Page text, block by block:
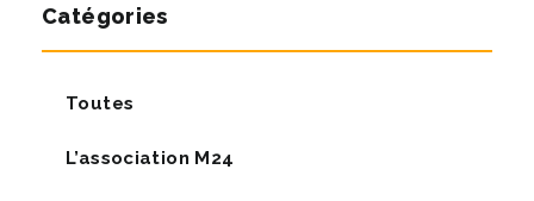
Catégories
Toutes
L’association M24